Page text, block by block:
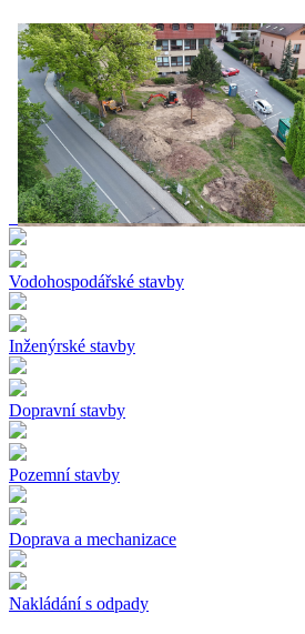
Vodohospodářské stavby
Inženýrské stavby
Dopravní stavby
Pozemní stavby
Doprava a mechanizace
Nakládání s odpady